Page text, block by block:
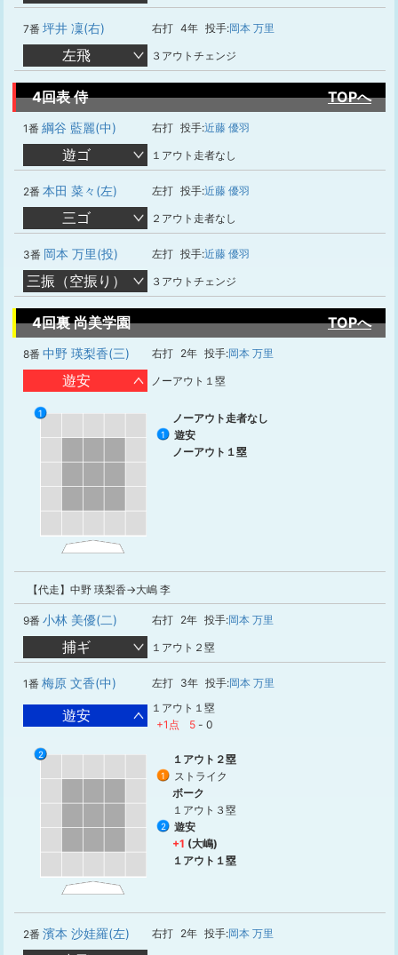
7番 坪井 凜(右) 右打 4年 投手:岡本 万里
左飛 ３アウトチェンジ
4回表 侍 TOPへ
1番 綱谷 藍麗(中) 右打 投手:近藤 優羽
遊ゴ １アウト走者なし
2番 本田 菜々(左) 左打 投手:近藤 優羽
三ゴ ２アウト走者なし
3番 岡本 万里(投) 左打 投手:近藤 優羽
三振（空振り） ３アウトチェンジ
4回裏 尚美学園 TOPへ
8番 中野 瑛梨香(三) 右打 2年 投手:岡本 万里
遊安 ノーアウト１塁
1 ノーアウト走者なし
1
遊安
ノーアウト１塁
【代走】中野 瑛梨香→大嶋 李
9番 小林 美優(二) 右打 2年 投手:岡本 万里
捕ギ １アウト２塁
1番 梅原 文香(中) 左打 3年 投手:岡本 万里
遊安
１アウト１塁
+1点
5 - 0
1
2 １アウト２塁
1
ストライク
ボーク
１アウト３塁
2
遊安
+1 (大嶋)
１アウト１塁
2番 濱本 沙娃羅(左) 右打 2年 投手:岡本 万里